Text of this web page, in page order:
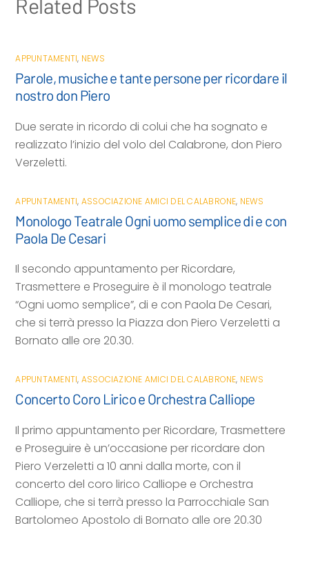
Related Posts
APPUNTAMENTI, NEWS
Parole, musiche e tante persone per ricordare il
nostro don Piero
Due serate in ricordo di colui che ha sognato e
realizzato l’inizio del volo del Calabrone, don Piero
Verzeletti.
APPUNTAMENTI, ASSOCIAZIONE AMICI DEL CALABRONE, NEWS
Monologo Teatrale Ogni uomo semplice di e con
Paola De Cesari
Il secondo appuntamento per Ricordare,
Trasmettere e Proseguire è il monologo teatrale
“Ogni uomo semplice”, di e con Paola De Cesari,
che si terrà presso la Piazza don Piero Verzeletti a
Bornato alle ore 20.30.
APPUNTAMENTI, ASSOCIAZIONE AMICI DEL CALABRONE, NEWS
Concerto Coro Lirico e Orchestra Calliope
Il primo appuntamento per Ricordare, Trasmettere
e Proseguire è un’occasione per ricordare don
Piero Verzeletti a 10 anni dalla morte, con il
concerto del coro lirico Calliope e Orchestra
Calliope, che si terrà presso la Parrocchiale San
Bartolomeo Apostolo di Bornato alle ore 20.30